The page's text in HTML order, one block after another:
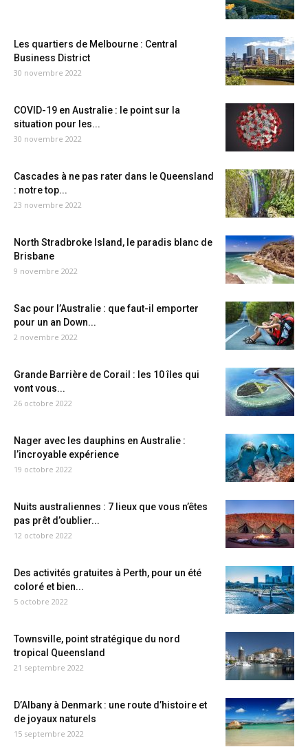
Les quartiers de Melbourne : Central
Business District
30 novembre 2022
COVID-19 en Australie : le point sur la
situation pour les...
30 novembre 2022
Cascades à ne pas rater dans le Queensland
: notre top...
23 novembre 2022
North Stradbroke Island, le paradis blanc de
Brisbane
9 novembre 2022
Sac pour l’Australie : que faut-il emporter
pour un an Down...
2 novembre 2022
Grande Barrière de Corail : les 10 îles qui
vont vous...
26 octobre 2022
Nager avec les dauphins en Australie :
l’incroyable expérience
19 octobre 2022
Nuits australiennes : 7 lieux que vous n’êtes
pas prêt d’oublier...
12 octobre 2022
Des activités gratuites à Perth, pour un été
coloré et bien...
5 octobre 2022
Townsville, point stratégique du nord
tropical Queensland
21 septembre 2022
D’Albany à Denmark : une route d’histoire et
de joyaux naturels
15 septembre 2022